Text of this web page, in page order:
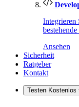
Integrieren
Ansehen
Sicherheit
Ratgeber
Kontakt
Testen Kostenlos